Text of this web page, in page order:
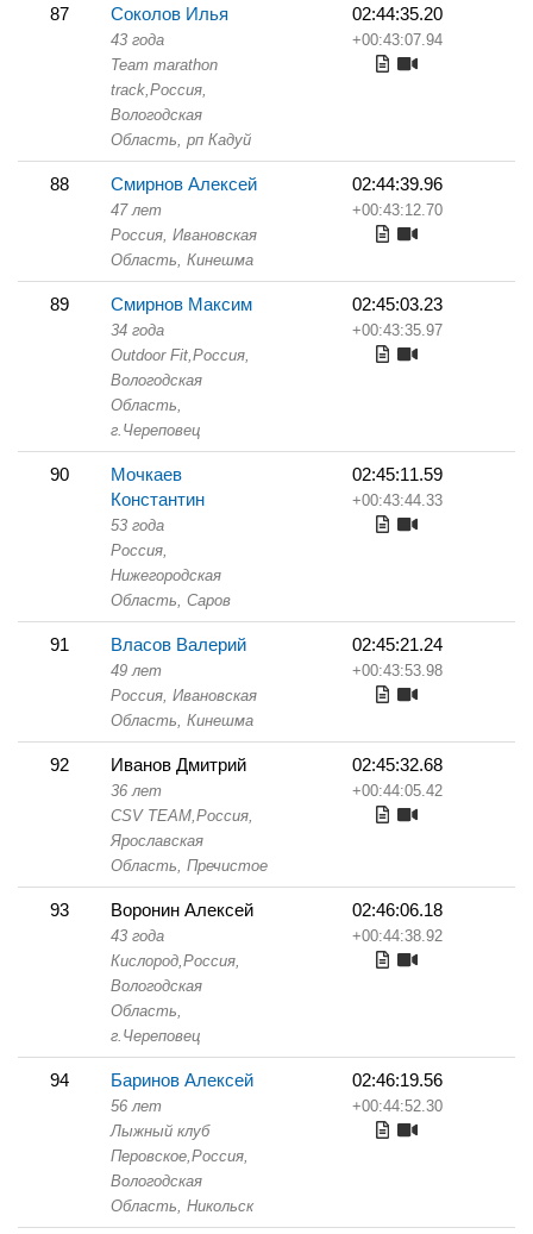
87 Соколов Илья
43 года
Team marathon
track,Россия,
Вологодская
Область, рп Кадуй
02:44:35.20
+00:43:07.94
88 Смирнов Алексей
47 лет
Россия, Ивановская
Область, Кинешма
02:44:39.96
+00:43:12.70
89 Смирнов Максим
34 года
Outdoor Fit,Россия,
Вологодская
Область,
г.Череповец
02:45:03.23
+00:43:35.97
90
Мочкаев
Константин
53 года
Россия,
Нижегородская
Область, Саров
02:45:11.59
+00:43:44.33
91 Власов Валерий
49 лет
Россия, Ивановская
Область, Кинешма
02:45:21.24
+00:43:53.98
92 Иванов Дмитрий
36 лет
CSV TEAM,Россия,
Ярославская
Область, Пречистое
02:45:32.68
+00:44:05.42
93 Воронин Алексей
43 года
Кислород,Россия,
Вологодская
Область,
г.Череповец
02:46:06.18
+00:44:38.92
94 Баринов Алексей
56 лет
Лыжный клуб
Перовское,Россия,
Вологодская
Область, Никольск
02:46:19.56
+00:44:52.30